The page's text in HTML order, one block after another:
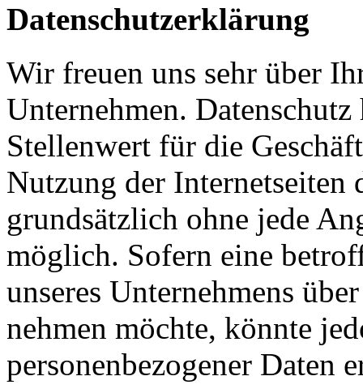
Datenschutzerklärung
Wir freuen uns sehr über
Unternehmen.
Stellenwert für die
Nutzung der Internetseiten
grundsätzlich ohne jede
möglich. Sofern eine
unseres Unternehmens
nehmen möchte, könnte
personenbezogener Daten